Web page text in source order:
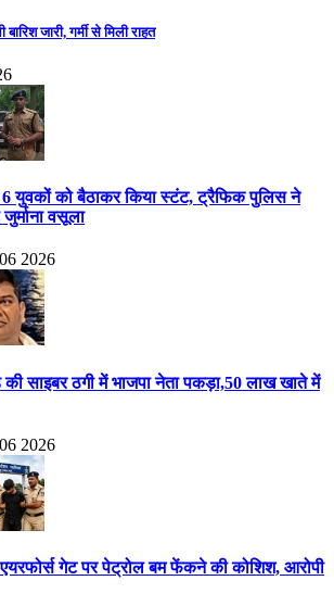
जारी, गर्मी से मिली राहत
6 युवकों को बैठाकर किया स्टंट, ट्रैफिक पुलिस ने
वसूला
2026
साइबर ठगी में भाजपा नेता पकड़ा,50 लाख खाते में
2026
एयरफोर्स गेट पर पेट्रोल बम फेंकने की कोशिश, आरोपी